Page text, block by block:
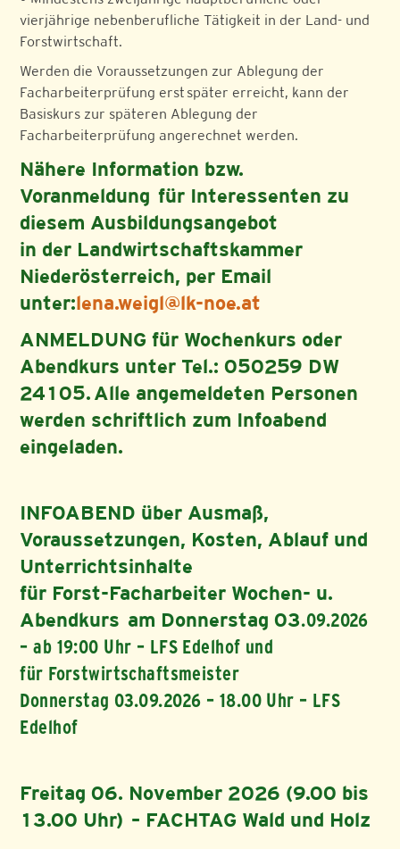
vierjährige nebenberufliche Tätigkeit in der Land- und
Forstwirtschaft.
Werden die Voraussetzungen zur Ablegung der
Facharbeiterprüfung erst später erreicht, kann der
Basiskurs zur späteren Ablegung der
Facharbeiterprüfung angerechnet werden.
Nähere Information bzw.
Voranmeldung für Interessenten zu
diesem Ausbildungsangebot
in der Landwirtschaftskammer
Niederösterreich, per Email
unter:lena.weigl@lk-noe.at
ANMELDUNG für Wochenkurs oder
Abendkurs unter Tel.: 050259 DW
24105. Alle angemeldeten Personen
werden schriftlich zum Infoabend
eingeladen.
INFOABEND über Ausmaß,
Voraussetzungen, Kosten, Ablauf und
Unterrichtsinhalte
für Forst-Facharbeiter Wochen- u.
Abendkurs am Donnerstag 03.09.2026
– ab 19:00 Uhr – LFS Edelhof und
für Forstwirtschaftsmeister
Donnerstag 03.09.2026 – 18.00 Uhr – LFS
Edelhof
Freitag 06. November 2026 (9.00 bis
13.00 Uhr) – FACHTAG Wald und Holz